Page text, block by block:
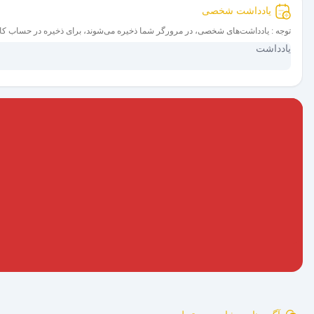
یادداشت شخصی
توجه : یادداشت‌های شخصی، در مرورگر شما ذخیره می‌شوند، برای ذخیره در حساب